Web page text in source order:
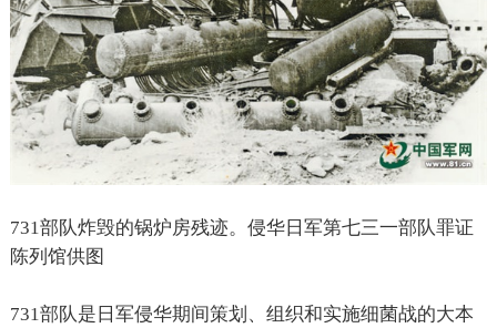
731部队炸毁的锅炉房残迹。侵华日军第七三一部队罪证
陈列馆供图
731部队是日军侵华期间策划、组织和实施细菌战的大本